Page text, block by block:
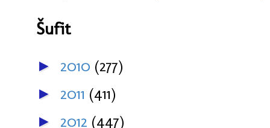
Šufit
► 2010 (277)
► 2011 (411)
► 2012 (447)